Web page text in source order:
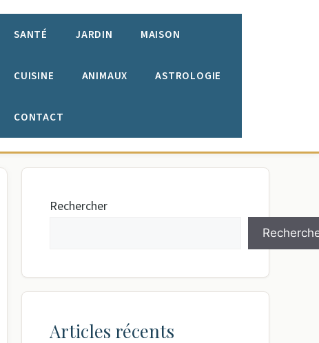
SANTÉ JARDIN MAISON
CUISINE ANIMAUX ASTROLOGIE
CONTACT
Rechercher
Articles récents